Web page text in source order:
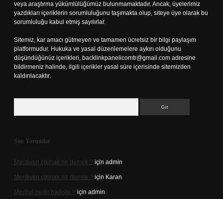
veya araştırma yükümlülüğümüz bulunmamaktadır. Ancak, üyelerimiz
yazdıkları içeriklerin sorumluluğunu taşımakta olup, siteye üye olarak bu
sorumluluğu kabul etmiş sayılırlar.
Sitemiz, kar amacı gütmeyen ve tamamen ücretsiz bir bilgi paylaşım
platformudur. Hukuka ve yasal düzenlemelere aykırı olduğunu
düşündüğünüz içerikleri, backlinkpanelicomtr@gmail.com adresine
bildirmeniz halinde, ilgili içerikler yasal süre içerisinde sitemizden
kaldırılacaktır.
Son Yorumlar
Merdiven çıkmak ne demek ? için admin
Merdiven çıkmak ne demek ? için Karan
Mechul nedir hadiste ? için admin